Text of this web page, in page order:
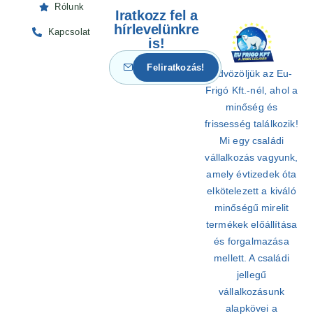
Rólunk
Kapcsolat
Üdvözöljük az Eu-
Frigó Kft.-nél, ahol a
minőség és
frissesség találkozik!
Mi egy családi
vállalkozás vagyunk,
amely évtizedek óta
elkötelezett a kiváló
minőségű mirelit
termékek előállítása
és forgalmazása
mellett. A családi
jellegű
vállalkozásunk
alapkövei a
Iratkozz fel a
hírlevelünkre
is!